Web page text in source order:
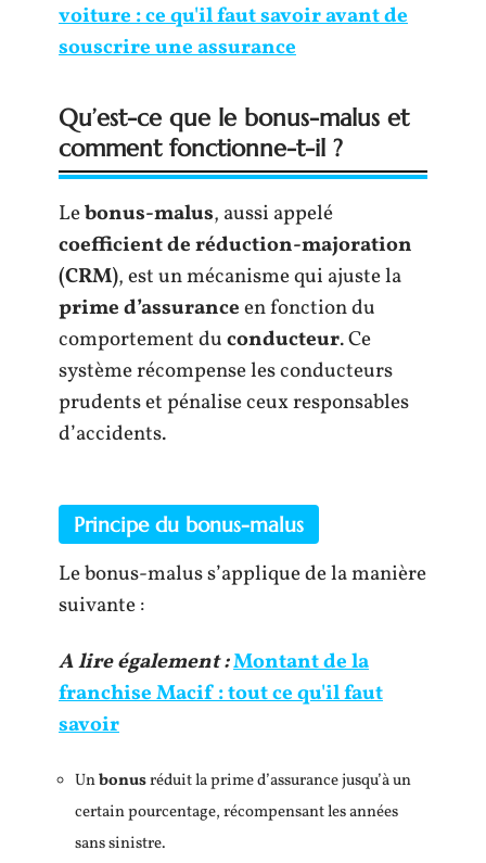
voiture : ce qu'il faut savoir avant de
souscrire une assurance
Qu’est-ce que le bonus-malus et
comment fonctionne-t-il ?
Lebonus-malus, aussi appelé
coefficient de réduction-majoration
(CRM), est un mécanisme qui ajuste la
prime d’assuranceen fonction du
comportement duconducteur. Ce
système récompense les conducteurs
prudents et pénalise ceux responsables
d’accidents.
Principe du bonus-malus
Le bonus-malus s’applique de la manière
suivante :
A lire également :Montant de la
franchise Macif : tout ce qu'il faut
savoir
Unbonusréduit la prime d’assurance jusqu’à un
certain pourcentage, récompensant les années
sans sinistre.